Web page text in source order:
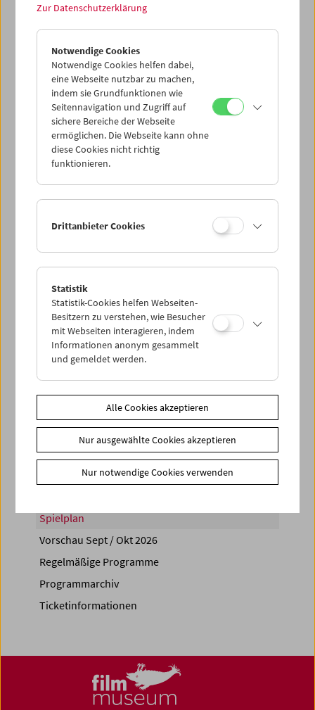
Mo 9.6.
Di 10.6.
Mi 11.6.
Do 12.6.
Sa 14.6.
PROGRAMM ÜBERBLICK
Share on
Spielplan
Vorschau Sept / Okt 2026
Regelmäßige Programme
Programmarchiv
Ticketinformationen
Zur Datenschutzerklärung
Notwendige Cookies
Notwendige Cookies helfen dabei,
eine Webseite nutzbar zu machen,
indem sie Grundfunktionen wie
Seitennavigation und Zugriff auf
sichere Bereiche der Webseite
ermöglichen. Die Webseite kann ohne
diese Cookies nicht richtig
funktionieren.
Drittanbieter Cookies
Statistik
Statistik-Cookies helfen Webseiten-
Besitzern zu verstehen, wie Besucher
mit Webseiten interagieren, indem
Informationen anonym gesammelt
und gemeldet werden.
Alle Cookies akzeptieren
Nur ausgewählte Cookies akzeptieren
Nur notwendige Cookies verwenden